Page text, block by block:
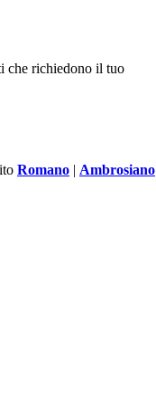
che richiedono il tuo
Romano | Ambrosiano